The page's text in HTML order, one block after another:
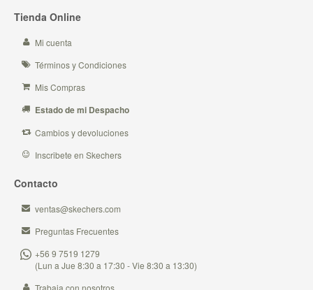
Tienda Online
Mi cuenta
Términos y Condiciones
Mis Compras
Estado de mi Despacho
Cambios y devoluciones
Inscribete en Skechers
Contacto
ventas@skechers.com
Preguntas Frecuentes
+56 9 7519 1279
(Lun a Jue 8:30 a 17:30 - Vie 8:30 a 13:30)
Trabaja con nosotros